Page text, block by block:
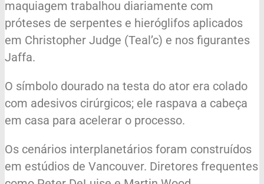
maquiagem trabalhou diariamente com
próteses de serpentes e hieróglifos aplicados
em Christopher Judge (Teal’c) e nos figurantes
Jaffa.
O símbolo dourado na testa do ator era colado
com adesivos cirúrgicos; ele raspava a cabeça
em casa para acelerar o processo.
Os cenários interplanetários foram construídos
em estúdios de Vancouver. Diretores frequentes